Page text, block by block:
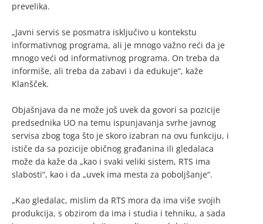
prevelika.
„Javni servis se posmatra isključivo u kontekstu
informativnog programa, ali je mnogo važno reći da je
mnogo veći od informativnog programa. On treba da
informiše, ali treba da zabavi i da edukuje“, kaže
Klanšček.
Objašnjava da ne može još uvek da govori sa pozicije
predsednika UO na temu ispunjavanja svrhe javnog
servisa zbog toga što je skoro izabran na ovu funkciju, i
ističe da sa pozicije običnog građanina ili gledalaca
može da kaže da „kao i svaki veliki sistem, RTS ima
slabosti“, kao i da „uvek ima mesta za poboljšanje“.
„Kao gledalac, mislim da RTS mora da ima više svojih
produkcija, s obzirom da ima i studia i tehniku, a sada